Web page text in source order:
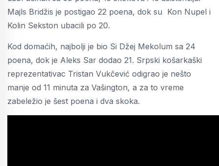
Majls Bridžis je postigao 22 poena, dok su Kon Nupel i
Kolin Sekston ubacili po 20.
Kod domaćih, najbolji je bio Si Džej Mekolum sa 24
poena, dok je Aleks Sar dodao 21. Srpski košarkaški
reprezentativac Tristan Vukčević odigrao je nešto
manje od 11 minuta za Vašington, a za to vreme
zabeležio je šest poena i dva skoka.